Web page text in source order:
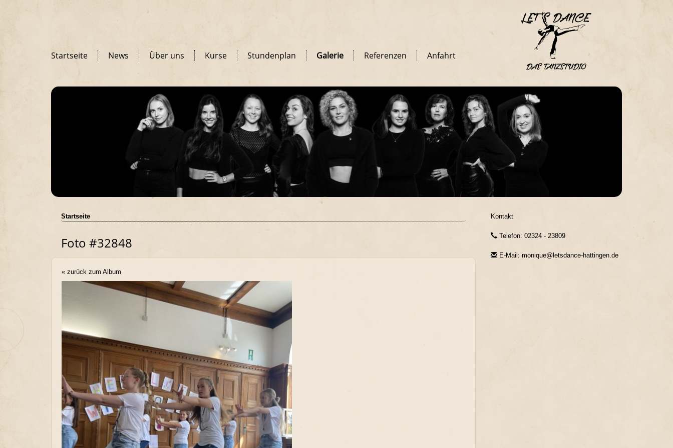
Startseite News Über uns Kurse Stundenplan Galerie Referenzen Anfahrt
Startseite
Foto #32848
« zurück zum Album
Kontakt
Telefon: 02324 - 23809
E-Mail: monique@letsdance-hattingen.de